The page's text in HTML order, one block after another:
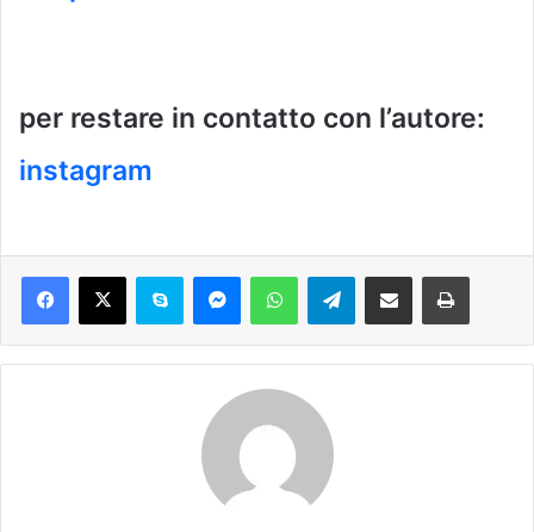
per restare in contatto con l’autore:
instagram